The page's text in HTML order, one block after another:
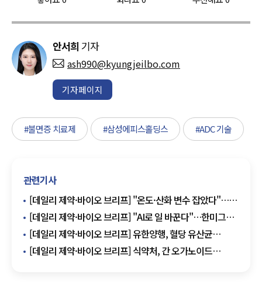
안서희 기자
ash990@kyungjeilbo.com
기자페이지
#불면증 치료제 #삼성에피스홀딩스 #ADC 기술
관련기사
[데일리 제약·바이오 브리프] "온도·산화 변수 잡았다"…
GC녹십자 mRNA 플랫폼 개발 外
[데일리 제약·바이오 브리프] "AI로 일 바꾼다"…한미그룹,
임직원 참여형 혁신 프로그램 外
[데일리 제약·바이오 브리프] 유한양행, 혈당 유산균
멕시코 진출…130억 계약 기반 확대 外
[데일리 제약·바이오 브리프] 식약처, 간 오가노이드